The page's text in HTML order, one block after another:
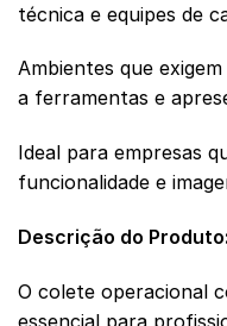
técnica e equipes de
Ambientes que
a ferramentas e
Ideal para empresas
funcionalidade e
Descrição do Produto:
O colete operacional
essencial para